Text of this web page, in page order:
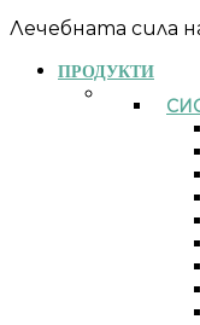
Лечебната сила
ПРОДУКТИ